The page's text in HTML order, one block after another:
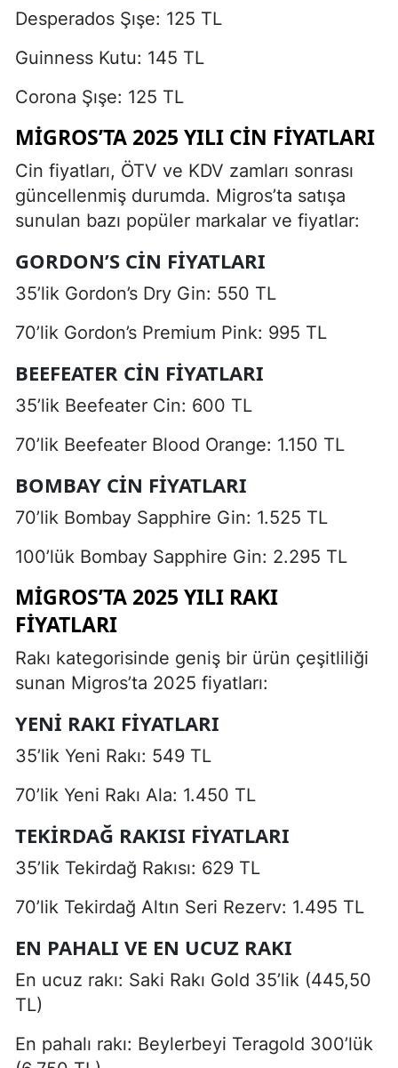
Desperados Şışe: 125 TL
Guinness Kutu: 145 TL
Corona Şışe: 125 TL
MIGROS’TA 2025 YILI CIN FIYATLARI
Cin fiyatları, ÖTV ve KDV zamları sonrası
güncellenmiş durumda. Migros’ta satışa
sunulan bazı popüler markalar ve fiyatlar:
GORDON’S CIN FIYATLARI
35’lik Gordon’s Dry Gin: 550 TL
70’lik Gordon’s Premium Pink: 995 TL
BEEFEATER CIN FIYATLARI
35’lik Beefeater Cin: 600 TL
70’lik Beefeater Blood Orange: 1.150 TL
BOMBAY CIN FIYATLARI
70’lik Bombay Sapphire Gin: 1.525 TL
100’lük Bombay Sapphire Gin: 2.295 TL
MIGROS’TA 2025 YILI RAKI
FIYATLARI
Rakı kategorisinde geniş bir ürün çeşitliliği
sunan Migros’ta 2025 fiyatları:
YENI RAKI FIYATLARI
35’lik Yeni Rakı: 549 TL
70’lik Yeni Rakı Ala: 1.450 TL
TEKIRDAĞ RAKISI FIYATLARI
35’lik Tekirdağ Rakısı: 629 TL
70’lik Tekirdağ Altın Seri Rezerv: 1.495 TL
EN PAHALI VE EN UCUZ RAKI
En ucuz rakı: Saki Rakı Gold 35’lik (445,50
TL)
En pahalı rakı: Beylerbeyi Teragold 300’lük